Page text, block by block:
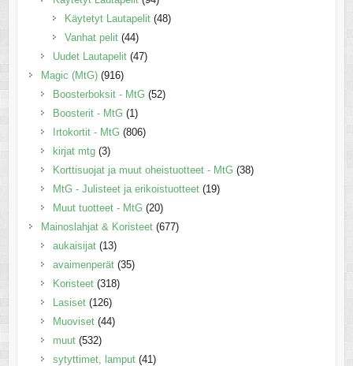
Käytetyt Lautapelit (48)
Vanhat pelit (44)
Uudet Lautapelit (47)
Magic (MtG) (916)
Boosterboksit - MtG (52)
Boosterit - MtG (1)
Irtokortit - MtG (806)
kirjat mtg (3)
Korttisuojat ja muut oheistuotteet - MtG (38)
MtG - Julisteet ja erikoistuotteet (19)
Muut tuotteet - MtG (20)
Mainoslahjat & Koristeet (677)
aukaisijat (13)
avaimenperät (35)
Koristeet (318)
Lasiset (126)
Muoviset (44)
muut (532)
sytyttimet, lamput (41)